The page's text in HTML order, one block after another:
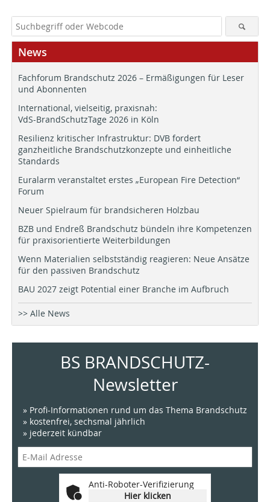
News
Fachforum Brandschutz 2026 – Ermäßigungen für Leser
und Abonnenten
International, vielseitig, praxisnah:
VdS-BrandSchutzTage 2026 in Köln
Resilienz kritischer Infrastruktur: DVB fordert
ganzheitliche Brandschutzkonzepte und einheitliche
Standards
Euralarm veranstaltet erstes „European Fire Detection“
Forum
Neuer Spielraum für brandsicheren Holzbau
BZB und Endreß Brandschutz bündeln ihre Kompetenzen
für praxisorientierte Weiterbildungen
Wenn Materialien selbstständig reagieren: Neue Ansätze
für den passiven Brandschutz
BAU 2027 zeigt Potential einer Branche im Aufbruch
>> Alle News
BS BRANDSCHUTZ-
Newsletter
» Profi-Informationen rund um das Thema Brandschutz
» kostenfrei, sechsmal jährlich
» jederzeit kündbar
Anti-Roboter-Verifizierung
Hier klicken